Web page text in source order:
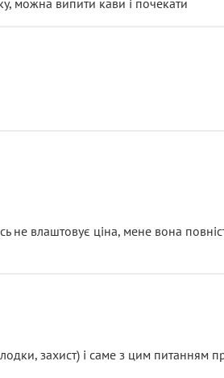
можна випити кави і почекати
влаштовує ціна, мене вона
захист) і саме з цим питанням